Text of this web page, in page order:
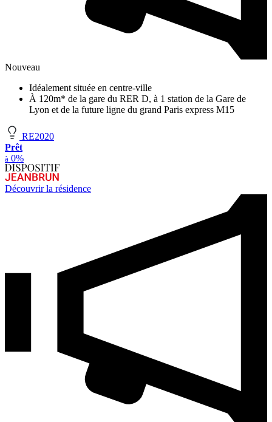
Nouveau
Idéalement située en centre-ville
À 120m* de la gare du RER D, à 1 station de la Gare de
Lyon et de la future ligne du grand Paris express M15
RE2020
Prêt
à 0%
Découvrir la résidence